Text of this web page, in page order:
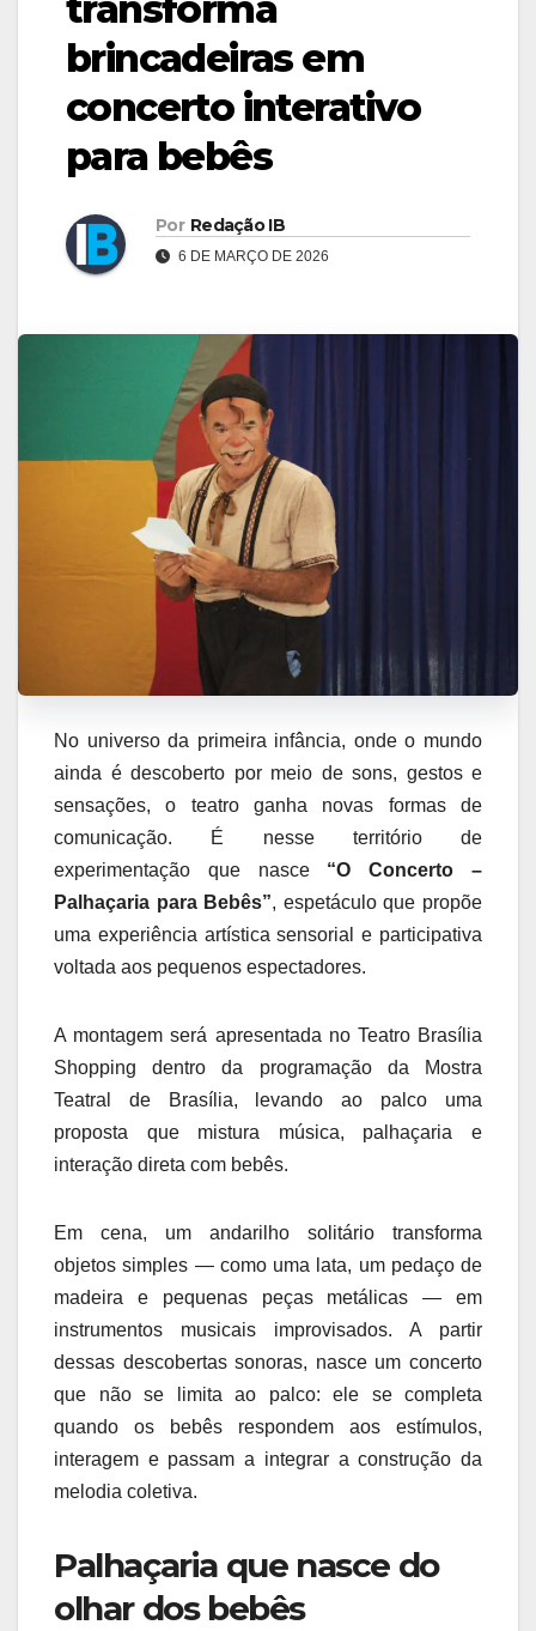
brincadeiras em
concerto interativo
para bebês
Por Redação IB
6 DE MARÇO DE 2026
No universo da primeira infância, onde o mundo
ainda é descoberto por meio de sons, gestos e
sensações, o teatro ganha novas formas de
comunicação. É nesse território de
experimentação que nasce “O Concerto –
Palhaçaria para Bebês”, espetáculo que propõe
uma experiência artística sensorial e participativa
voltada aos pequenos espectadores.
A montagem será apresentada no Teatro Brasília
Shopping dentro da programação da Mostra
Teatral de Brasília, levando ao palco uma
proposta que mistura música, palhaçaria e
interação direta com bebês.
Em cena, um andarilho solitário transforma
objetos simples — como uma lata, um pedaço de
madeira e pequenas peças metálicas — em
instrumentos musicais improvisados. A partir
dessas descobertas sonoras, nasce um concerto
que não se limita ao palco: ele se completa
quando os bebês respondem aos estímulos,
interagem e passam a integrar a construção da
melodia coletiva.
Palhaçaria que nasce do
olhar dos bebês